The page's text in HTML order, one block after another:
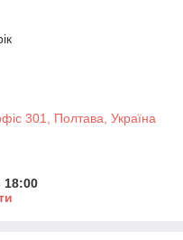
301, Полтава, Україна
18:00